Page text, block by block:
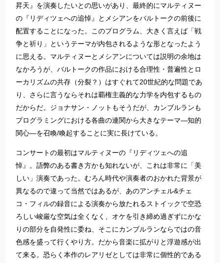
昇天』を演奏したいとの思いがあり、最終的にマルティヌー
の『リディツェへの追悼』とメシアンをバルトークの前後に
配置することになった。このプログラム、大きく言えば「戦
争と祈り」というテーマが内包されるような形となったよう
に思える。マルティヌーとメシアンについては説明の余地は
なかろうが、バルトークの作品における合理性・普遍性とロ
ーカリズムの共存（分裂？）はすぐれて20世紀的な問題であ
り、さらに言うならそれは覇権主義的な力学を内包するもの
だからだ。ジョナサン・ノットもそうだが、カンブルランも
プログラミングにおける各曲の連関から大きなテーマ―知的
関心―を召喚/喚起することに実に長けている。
コンサートの最初はマルティヌーの『リディツェへの追
悼』。語弊のある書き方かも知れないが、これは非常に「美
しい」演奏であった。むろん時代や演奏者のおかれた背景が
異なるので違って当然ではあるが、あのアンチェル&チェ
コ・フィルの録音による演奏から放たれるストイックで空恐
ろしい峻厳な空気は全くなく、オケを引き締め過ぎずにかな
りの部分を自発性に委ね、そこにカンブルランならではの音
色感を盛って行くやり方。だから音楽に拡がりと浮遊感が出
て来る。恐らく本作のレアリゼとしては非常に個性的である